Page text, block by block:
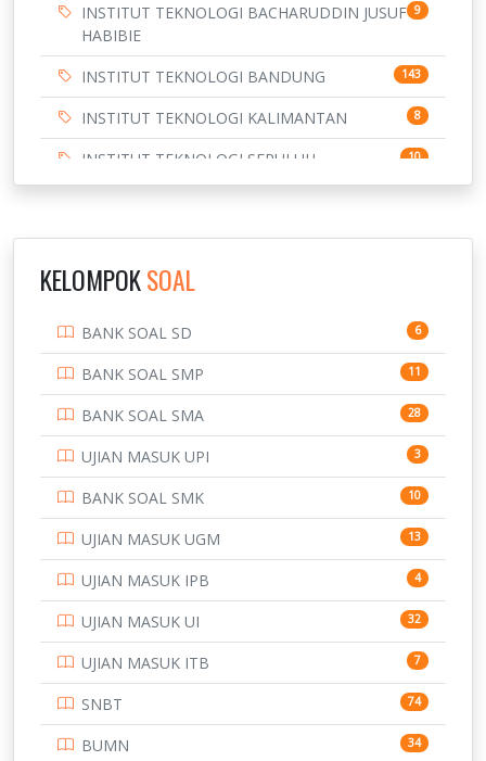
INSTITUT TEKNOLOGI BACHARUDDIN JUSUF
HABIBIE
9
INSTITUT TEKNOLOGI BANDUNG 143
INSTITUT TEKNOLOGI KALIMANTAN 8
INSTITUT TEKNOLOGI SEPULUH
NOVEMBER
10
3
169
7
PTDI STTD 4
133
SMA 146
SMK 231
SMP 134
STIP 2
153
345
KELOMPOKSOAL
BANK SOAL SD 6
BANK SOAL SMP 11
BANK SOAL SMA 28
UJIAN MASUK UPI 3
BANK SOAL SMK 10
UJIAN MASUK UGM 13
UJIAN MASUK IPB 4
UJIAN MASUK UI 32
UJIAN MASUK ITB 7
SNBT 74
BUMN 34